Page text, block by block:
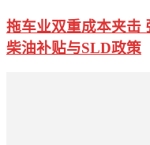
拖车业双重成本夹击
柴油补贴与SLD政策